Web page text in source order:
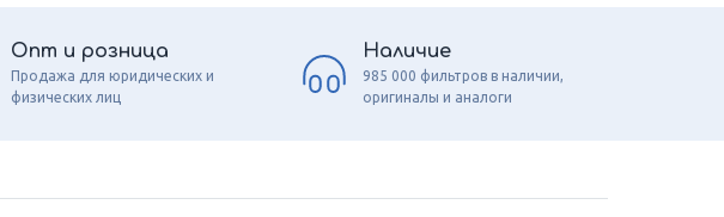
Опт и розница
Продажа для юридических и
физических лиц
Наличие
985 000 фильтров в наличии,
оригиналы и аналоги